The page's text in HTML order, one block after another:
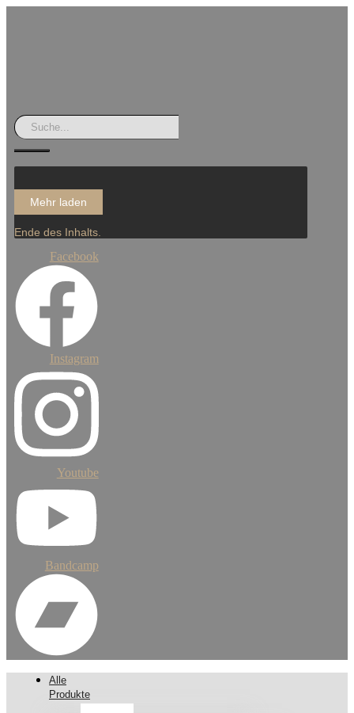
Mehr laden
Ende des Inhalts.
Facebook
Instagram
Youtube
Bandcamp
Alle
Produkte